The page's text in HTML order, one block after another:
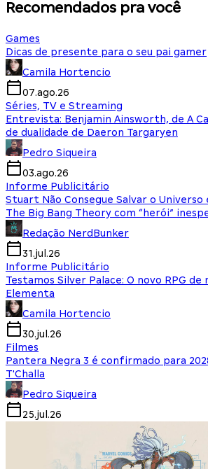
Recomendados pra você
Games
Dicas de presente para o seu pai gamer
Camila Hortencio
07.ago.26
Séries, TV e Streaming
Entrevista: Benjamin Ainsworth, de A
de dualidade de Daeron Targaryen
Pedro Siqueira
03.ago.26
Informe Publicitário
Stuart Não Consegue Salvar o Universo
The Big Bang Theory com “herói”
Redação NerdBunker
31.jul.26
Informe Publicitário
Testamos Silver Palace: O novo RPG
Elementa
Camila Hortencio
30.jul.26
Filmes
Pantera Negra 3 é confirmado para
T'Challa
Pedro Siqueira
25.jul.26